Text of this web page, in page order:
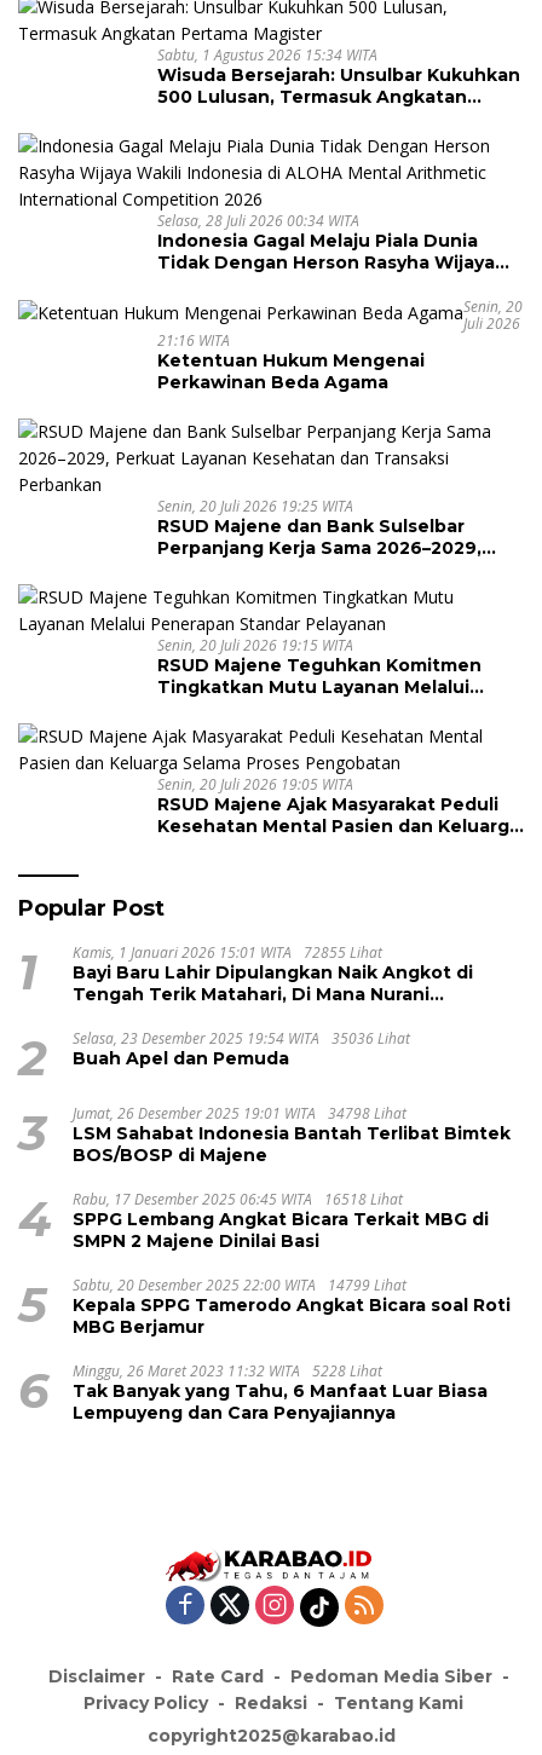
Sabtu, 1 Agustus 2026 15:34 WITA
Wisuda Bersejarah: Unsulbar Kukuhkan
500 Lulusan, Termasuk Angkatan
Selasa, 28 Juli 2026 00:34 WITA
Indonesia Gagal Melaju Piala Dunia
Tidak Dengan Herson Rasyha Wijaya
Arithmetic International Competition
Senin, 20
Juli 2026
21:16 WITA
Ketentuan Hukum Mengenai
Perkawinan Beda Agama
Senin, 20 Juli 2026 19:25 WITA
RSUD Majene dan Bank Sulselbar
Perpanjang Kerja Sama 2026–2029,
Transaksi Perbankan
Senin, 20 Juli 2026 19:15 WITA
RSUD Majene Teguhkan Komitmen
Tingkatkan Mutu Layanan Melalui
Senin, 20 Juli 2026 19:05 WITA
RSUD Majene Ajak Masyarakat Peduli
Kesehatan Mental Pasien dan Keluarga
Popular Post
1 Kamis, 1 Januari 2026 15:01 WITA 72855 Lihat
Bayi Baru Lahir Dipulangkan Naik Angkot di
Tengah Terik Matahari, Di Mana Nurani
2 Selasa, 23 Desember 2025 19:54 WITA 35036 Lihat
Buah Apel dan Pemuda
3 Jumat, 26 Desember 2025 19:01 WITA 34798 Lihat
LSM Sahabat Indonesia Bantah Terlibat Bimtek
BOS/BOSP di Majene
4 Rabu, 17 Desember 2025 06:45 WITA 16518 Lihat
SPPG Lembang Angkat Bicara Terkait MBG di
SMPN 2 Majene Dinilai Basi
5 Sabtu, 20 Desember 2025 22:00 WITA 14799 Lihat
Kepala SPPG Tamerodo Angkat Bicara soal Roti
MBG Berjamur
6 Minggu, 26 Maret 2023 11:32 WITA 5228 Lihat
Tak Banyak yang Tahu, 6 Manfaat Luar Biasa
Lempuyeng dan Cara Penyajiannya
Disclaimer Rate Card
Pedoman Media Siber
Privacy Policy
Redaksi
Tentang Kami
copyright2025@karabao.id